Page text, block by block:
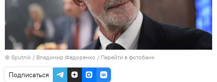
© Sputnik / Владимир Федоренко / Перейти в фотобанк
Подписаться